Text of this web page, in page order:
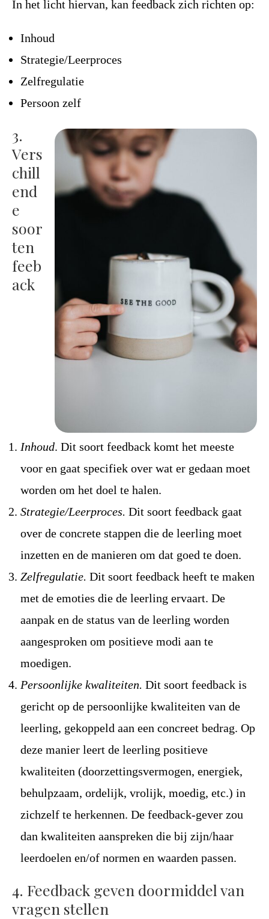
In het licht hiervan, kan feedback zich richten op:
Inhoud
Strategie/Leerproces
Zelfregulatie
Persoon zelf
3.
Vers
chill
end
e
soor
ten
feeb
ack
Inhoud. Dit soort feedback komt het meeste
voor en gaat specifiek over wat er gedaan moet
worden om het doel te halen.
Strategie/Leerproces. Dit soort feedback gaat
over de concrete stappen die de leerling moet
inzetten en de manieren om dat goed te doen.
Zelfregulatie. Dit soort feedback heeft te maken
met de emoties die de leerling ervaart. De
aanpak en de status van de leerling worden
aangesproken om positieve modi aan te
moedigen.
Persoonlijke kwaliteiten. Dit soort feedback is
gericht op de persoonlijke kwaliteiten van de
leerling, gekoppeld aan een concreet bedrag. Op
deze manier leert de leerling positieve
kwaliteiten (doorzettingsvermogen, energiek,
behulpzaam, ordelijk, vrolijk, moedig, etc.) in
zichzelf te herkennen. De feedback-gever zou
dan kwaliteiten aanspreken die bij zijn/haar
leerdoelen en/of normen en waarden passen.
4. Feedback geven doormiddel van
vragen stellen